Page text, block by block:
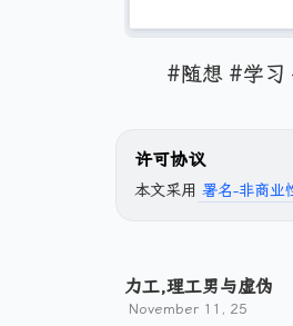
#随想 #学习
许可协议
本文采用 署名-非商业
力工,理工男与虚伪
November 11, 25